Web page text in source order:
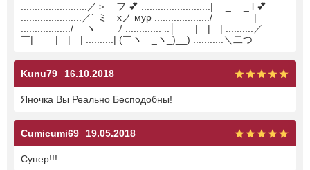
........................／＞ フ 💕 .........................| _ _ l 💕
......................／` ミ＿xノ мур ..................../ |
................../ ヽ ﾉ ............. ..│ | | | ..........／
￣| | | | ..........| (￣ヽ＿_ヽ_)__) ...........＼二つ
Kunu79 16.10.2018
Яночка Вы Реально Бесподобны!
Cumicumi69 19.05.2018
Супер!!!